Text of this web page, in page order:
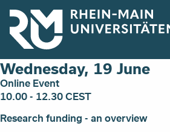
Direkt
zum
Inhalt
Wednesday, 19 June
Online Event
10.00 - 12.30 CEST
Research funding - an overview